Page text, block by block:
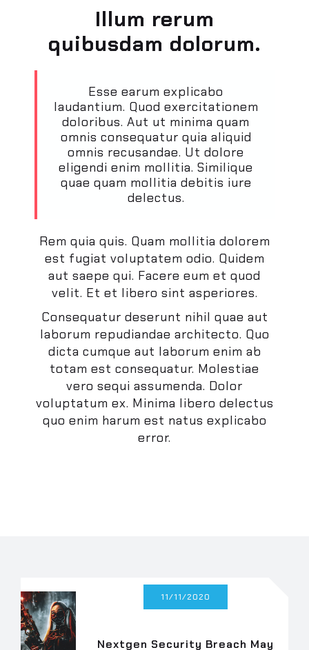
Illum rerum
quibusdam dolorum.
Esse earum explicabo
laudantium. Quod exercitationem
doloribus. Aut ut minima quam
omnis consequatur quia aliquid
omnis recusandae. Ut dolore
eligendi enim mollitia. Similique
quae quam mollitia debitis iure
delectus.
Rem quia quis. Quam mollitia dolorem
est fugiat voluptatem odio. Quidem
aut saepe qui. Facere eum et quod
velit. Et et libero sint asperiores.
Consequatur deserunt nihil quae aut
laborum repudiandae architecto. Quo
dicta cumque aut laborum enim ab
totam est consequatur. Molestiae
vero sequi assumenda. Dolor
voluptatum ex. Minima libero delectus
quo enim harum est natus explicabo
error.
11/11/2020
Nextgen Security Breach May